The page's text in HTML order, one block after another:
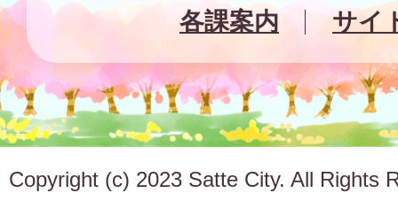
各課案内
サイ
Copyright (c) 2023 Satte City. All Rights